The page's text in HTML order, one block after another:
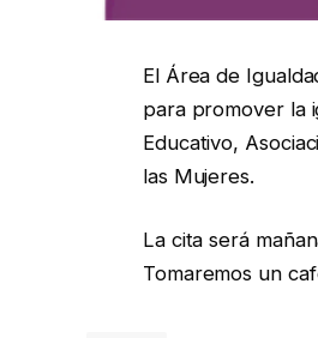
El Área de
para promover la
Educativo,
las Mujeres.
La cita será
Tomaremos un